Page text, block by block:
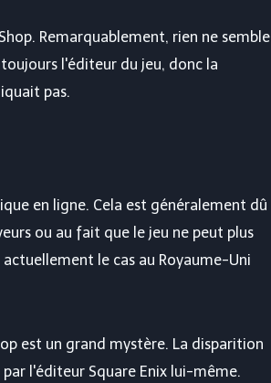
Remarquablement, rien ne semble
l'éditeur du jeu, donc la
pas.
en ligne. Cela est généralement dû
ou au fait que le jeu ne peut plus
le cas au Royaume-Uni
est un grand mystère. La disparition
l'éditeur Square Enix lui-même.